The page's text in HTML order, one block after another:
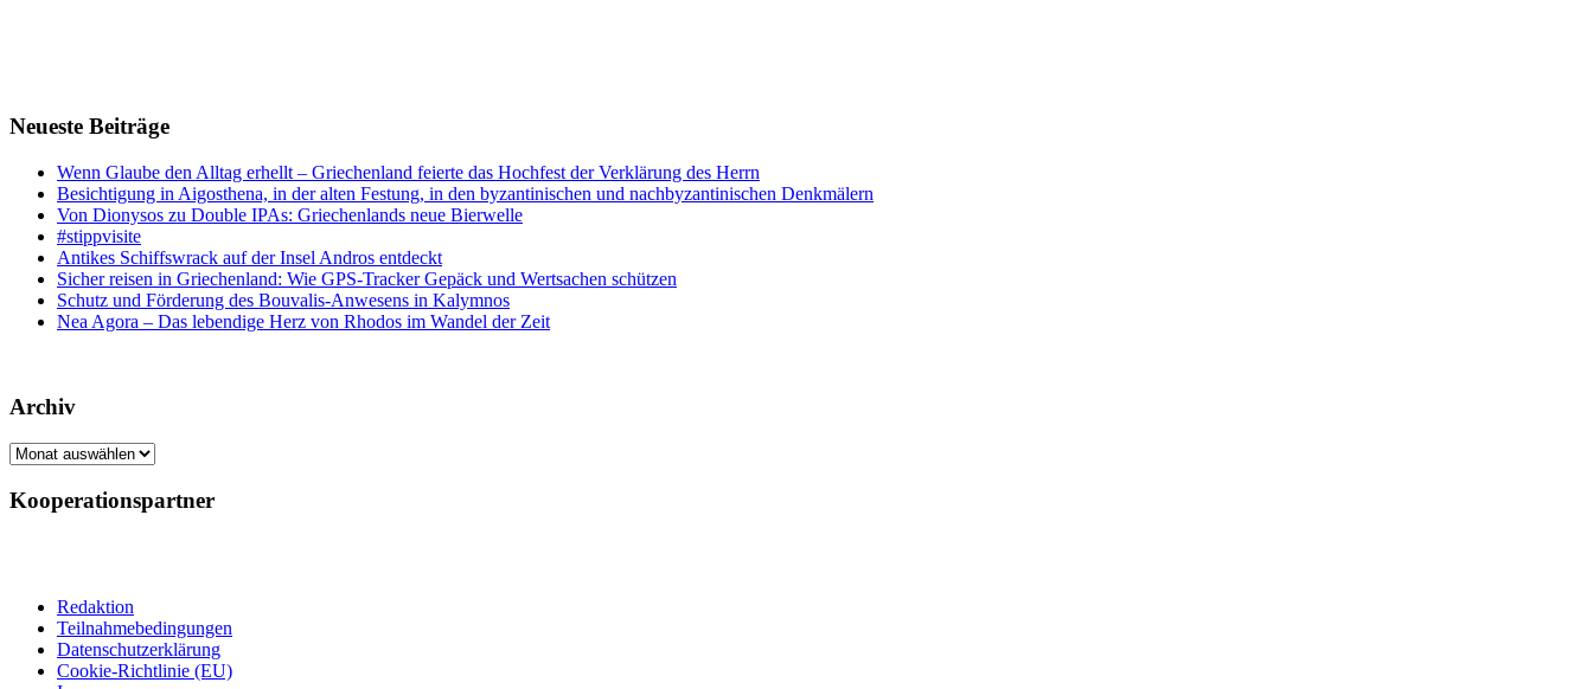
Neueste Beiträge
Wenn Glaube den Alltag erhellt – Griechenland feierte das Hochfest der Verklärung des Herrn
Besichtigung in Aigosthena, in der alten Festung, in den byzantinischen und nachbyzantinischen Denkmälern
Von Dionysos zu Double IPAs: Griechenlands neue Bierwelle
#stippvisite
Antikes Schiffswrack auf der Insel Andros entdeckt
Sicher reisen in Griechenland: Wie GPS-Tracker Gepäck und Wertsachen schützen
Schutz und Förderung des Bouvalis-Anwesens in Kalymnos
Nea Agora – Das lebendige Herz von Rhodos im Wandel der Zeit
Archiv
Archiv
Kooperationspartner
Redaktion
Teilnahmebedingungen
Datenschutzerklärung
Cookie-Richtlinie (EU)